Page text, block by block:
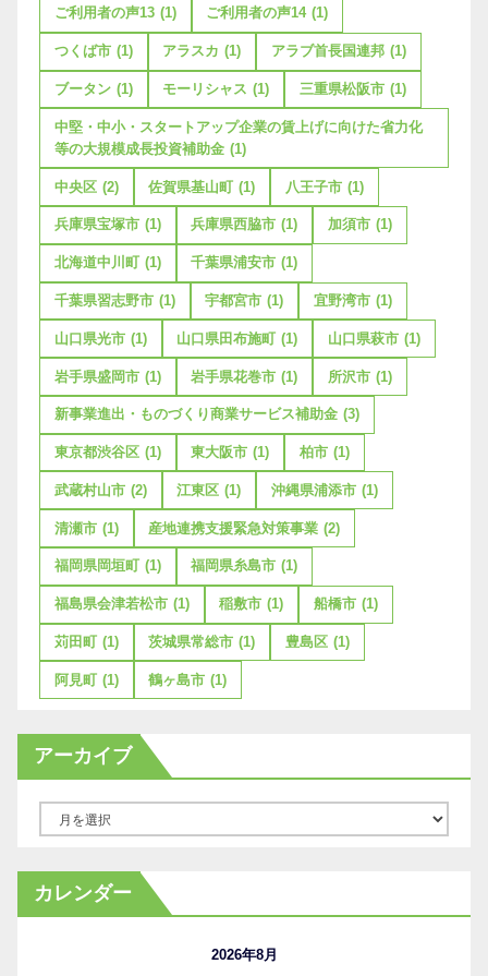
ご利用者の声13 (1) ご利用者の声14 (1)
つくば市 (1) アラスカ (1) アラブ首長国連邦 (1)
ブータン (1) モーリシャス (1) 三重県松阪市 (1)
中堅・中小・スタートアップ企業の賃上げに向けた省力化
等の大規模成長投資補助金 (1)
中央区 (2) 佐賀県基山町 (1) 八王子市 (1)
兵庫県宝塚市 (1) 兵庫県西脇市 (1) 加須市 (1)
北海道中川町 (1) 千葉県浦安市 (1)
千葉県習志野市 (1) 宇都宮市 (1) 宜野湾市 (1)
山口県光市 (1) 山口県田布施町 (1) 山口県萩市 (1)
岩手県盛岡市 (1) 岩手県花巻市 (1) 所沢市 (1)
新事業進出・ものづくり商業サービス補助金 (3)
東京都渋谷区 (1) 東大阪市 (1) 柏市 (1)
武蔵村山市 (2) 江東区 (1) 沖縄県浦添市 (1)
清瀬市 (1) 産地連携支援緊急対策事業 (2)
福岡県岡垣町 (1) 福岡県糸島市 (1)
福島県会津若松市 (1) 稲敷市 (1) 船橋市 (1)
苅田町 (1) 茨城県常総市 (1) 豊島区 (1)
阿見町 (1) 鶴ヶ島市 (1)
アーカイブ
カ
イ
カレンダー
2026年8月